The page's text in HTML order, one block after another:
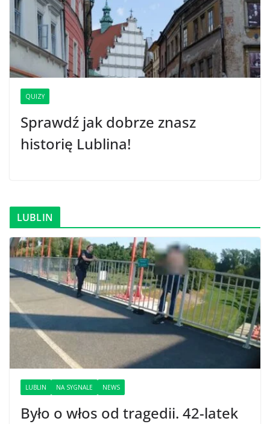
QUIZY
Sprawdź jak dobrze znasz
historię Lublina!
LUBLIN
LUBLIN NA SYGNALE NEWS
Było o włos od tragedii. 42-latek